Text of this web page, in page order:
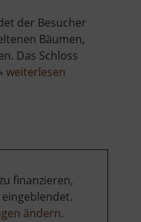
der Besucher
Bäumen,
Das Schloss
weiterlesen
finanzieren,
ändern.